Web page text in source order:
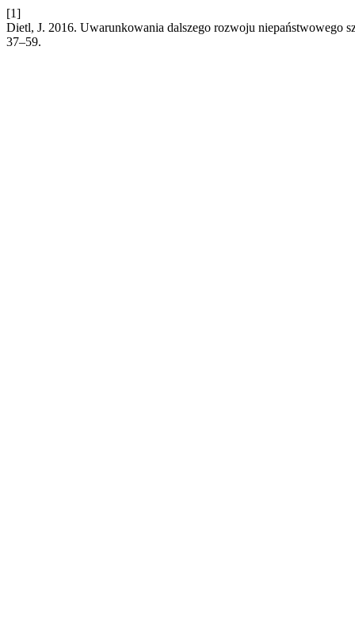
[1]
Dietl, J. 2016. Uwarunkowania dalszego rozwoju niepaństwowego
37–59.